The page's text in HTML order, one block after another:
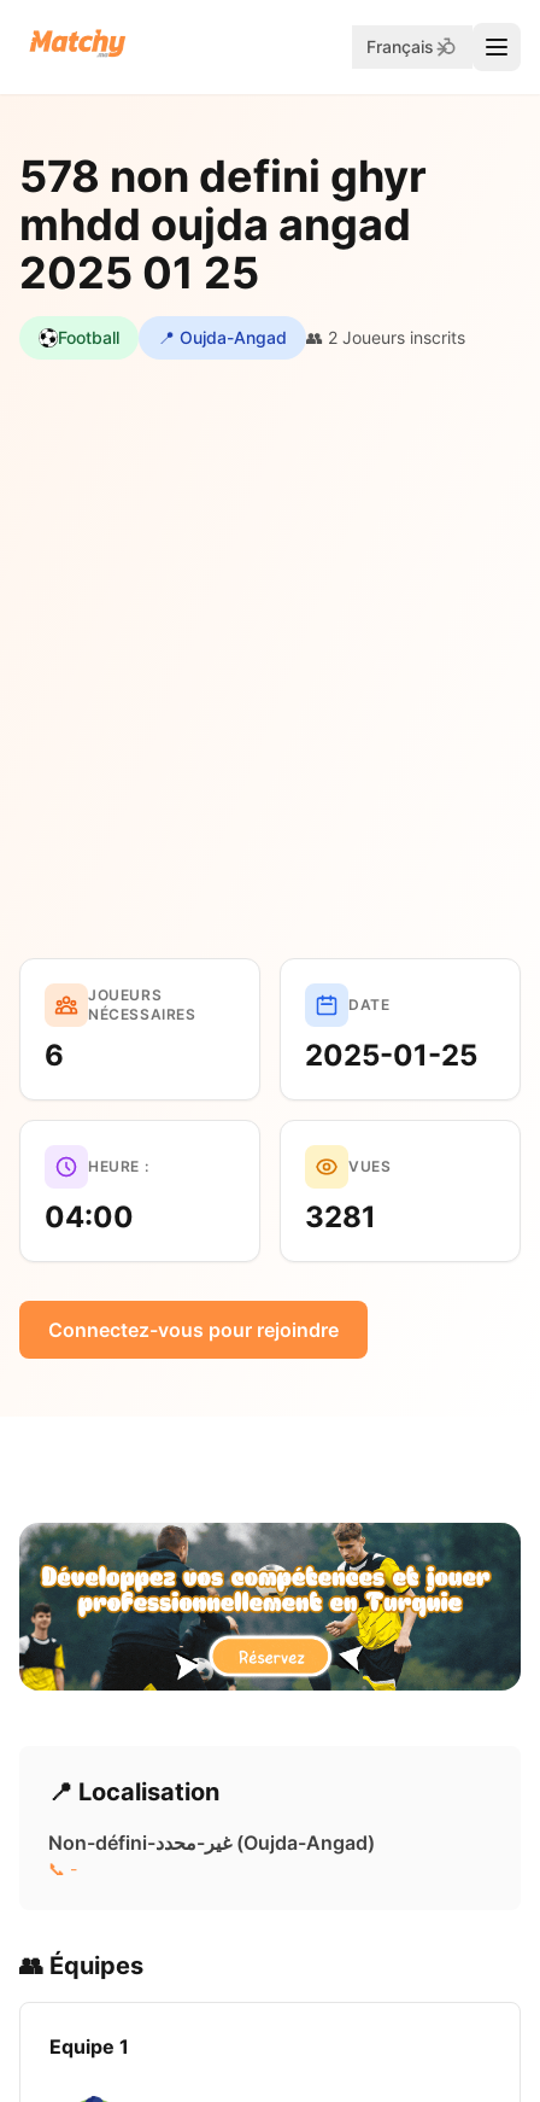
Français
578 non defini ghyr
mhdd oujda angad
2025 01 25
Football 📍 Oujda-Angad 👥 2 Joueurs inscrits
JOUEURS
NÉCESSAIRES
6
DATE
2025-01-25
HEURE :
04:00
VUES
3281
Connectez-vous pour rejoindre
📍 Localisation
Non-défini-غير-محدد ( Oujda-Angad)
📞 -
👥 Équipes
Equipe 1